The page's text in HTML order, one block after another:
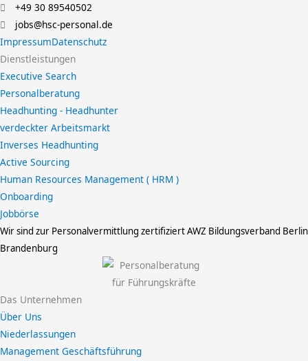
+49 30 89540502
jobs@hsc-personal.de
ImpressumDatenschutz
Dienstleistungen
Executive Search
Personalberatung
Headhunting - Headhunter
verdeckter Arbeitsmarkt
Inverses Headhunting
Active Sourcing
Human Resources Management ( HRM )
Onboarding
Jobbörse
Wir sind zur Personalvermittlung zertifiziertAWZ Bildungsverband Berlin
Brandenburg
Das Unternehmen
Über Uns
Niederlassungen
Management Geschäftsführung